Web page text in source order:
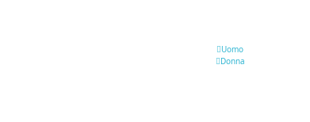
Uomo
Donna